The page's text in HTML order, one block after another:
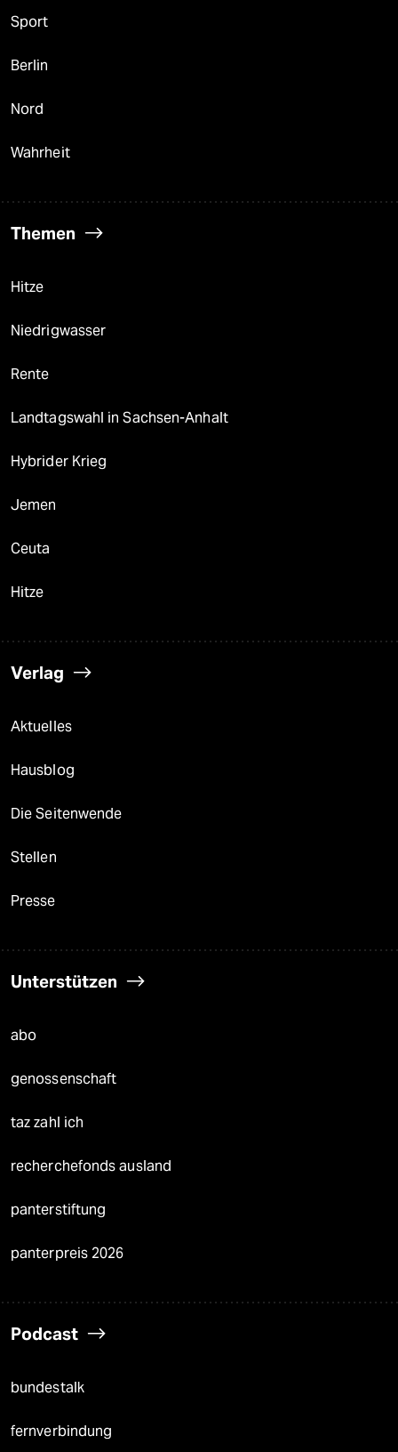
Sport
Berlin
Nord
Wahrheit
Themen
Hitze
Niedrigwasser
Rente
Landtagswahl in Sachsen-Anhalt
Hybrider Krieg
Jemen
Ceuta
Hitze
Verlag
Aktuelles
Hausblog
Die Seitenwende
Stellen
Presse
Unterstützen
abo
genossenschaft
taz zahl ich
recherchefonds ausland
panterstiftung
panterpreis 2026
Podcast
bundestalk
fernverbindung